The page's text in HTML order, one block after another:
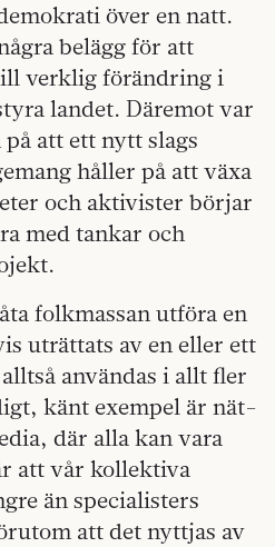
över en natt.
belägg för att
verklig förändring i
landet. Däremot var
att ett nytt slags
håller på att växa
och aktivister börjar
med tankar och
folkmassan utföra en
uträttats av en eller ett
användas i allt fler
känt exempel är nät-
där alla kan vara
att vår kollektiva
än specialisters
att det nyttjas av